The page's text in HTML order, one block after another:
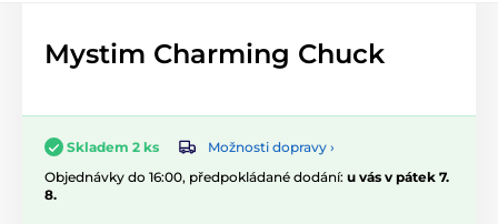
Mystim Charming Chuck
Skladem 2 ks
Možnosti dopravy ›
Objednávky do 16:00, předpokládané dodání: u vás v pátek 7.
8.